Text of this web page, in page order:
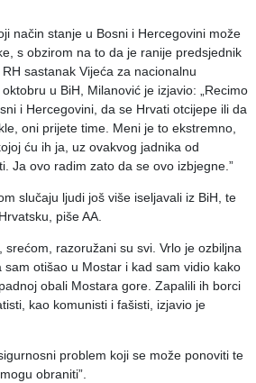
način stanje u Bosni i Hercegovini može
s obzirom na to da je ranije predsjednik
sastanak Vijeća za nacionalnu
u BiH, Milanović je izjavio:
„Recimo
i Hercegovini, da se Hrvati otcijepe ili da
oni prijete time. Meni je to ekstremno,
ću ih ja, uz ovakvog jadnika od
Ja ovo radim zato da se ovo izbjegne.”
slučaju ljudi još više iseljavali iz BiH, te
piše AA.
srećom, razoružani su svi. Vrlo je ozbiljna
sam otišao u Mostar i kad sam vidio kako
obali Mostara gore. Zapalili ih borci
kao komunisti i fašisti, izjavio je
problem koji se može ponoviti te
obraniti”.